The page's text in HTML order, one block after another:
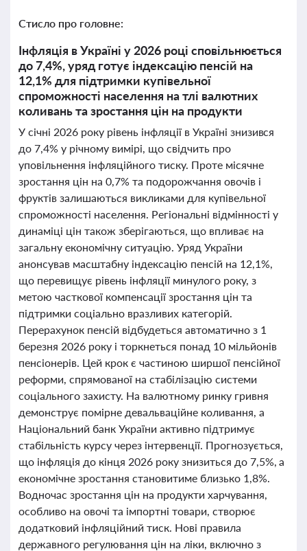
Стисло про головне:
Інфляція в Україні у 2026 році сповільнюється
до 7,4%, уряд готує індексацію пенсій на
12,1% для підтримки купівельної
спроможності населення на тлі валютних
коливань та зростання цін на продукти
У січні 2026 року рівень інфляції в Україні знизився
до 7,4% у річному вимірі, що свідчить про
уповільнення інфляційного тиску. Проте місячне
зростання цін на 0,7% та подорожчання овочів і
фруктів залишаються викликами для купівельної
спроможності населення. Регіональні відмінності у
динаміці цін також зберігаються, що впливає на
загальну економічну ситуацію. Уряд України
анонсував масштабну індексацію пенсій на 12,1%,
що перевищує рівень інфляції минулого року, з
метою часткової компенсації зростання цін та
підтримки соціально вразливих категорій.
Перерахунок пенсій відбудеться автоматично з 1
березня 2026 року і торкнеться понад 10 мільйонів
пенсіонерів. Цей крок є частиною ширшої пенсійної
реформи, спрямованої на стабілізацію системи
соціального захисту. На валютному ринку гривня
демонструє помірне девальваційне коливання, а
Національний банк України активно підтримує
стабільність курсу через інтервенції. Прогнозується,
що інфляція до кінця 2026 року знизиться до 7,5%, а
економічне зростання становитиме близько 1,8%.
Водночас зростання цін на продукти харчування,
особливо на овочі та імпортні товари, створює
додатковий інфляційний тиск. Нові правила
державного регулювання цін на ліки, включно з